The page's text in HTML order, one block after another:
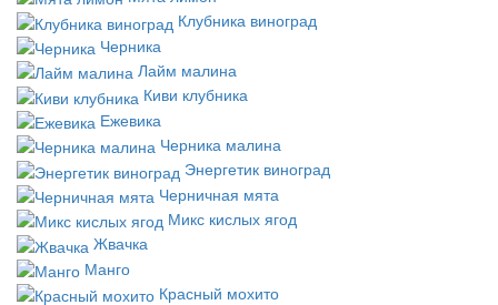
Клубника виноград
Черника
Лайм малина
Киви клубника
Ежевика
Черника малина
Энергетик виноград
Черничная мята
Микс кислых ягод
Жвачка
Манго
Красный мохито